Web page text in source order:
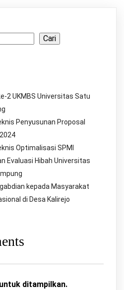
Cari
2 UKMBS Universitas Satu
Penyusunan Proposal
Optimalisasi SPMI
Evaluasi Hibah Universitas
kepada Masyarakat
di Desa Kalirejo
ditampilkan.